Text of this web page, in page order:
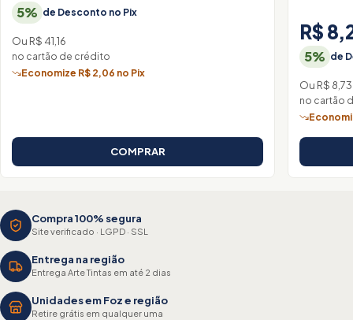
5% de Desconto no Pix
Ou R$ 41,16
no cartão de crédito
Economize R$ 2,06 no Pix
COMPRAR
R$
5% de
Ou R$ 8,73
no cartão
Compra 100% segura
Site verificado · LGPD · SSL
Entrega na região
Entrega Arte Tintas em até 2 dias
Unidades em Foz e região
Retire grátis em qualquer uma